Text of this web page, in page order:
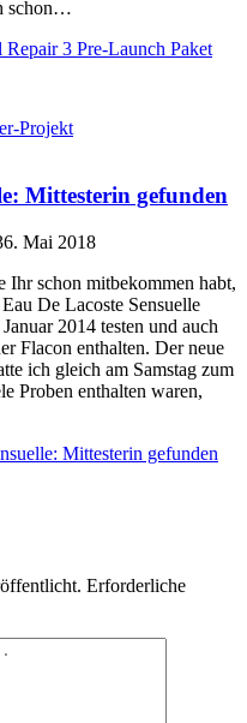
schon…
3 Pre-Launch Paket
Mittesterin gefunden
6. Mai 2018
schon mitbekommen habt,
De Lacoste Sensuelle
2014 testen und auch
Flacon enthalten. Der neue
ich gleich am Samstag zum
Proben enthalten waren,
Mittesterin gefunden
Erforderliche